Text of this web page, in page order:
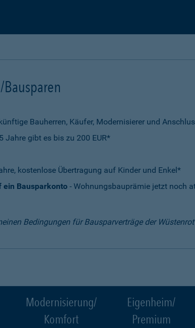
Bauherren, Käufer, Modernisierer und
Jahre gibt es bis zu 200 EUR*
kostenlose Übertragung auf Kinder und Enkel*
ein Bausparkonto - Wohnungsbauprämie jetzt noch
Bedingungen für Bausparverträge der
Modernisierung/
Komfort
Eigenheim/
Premium